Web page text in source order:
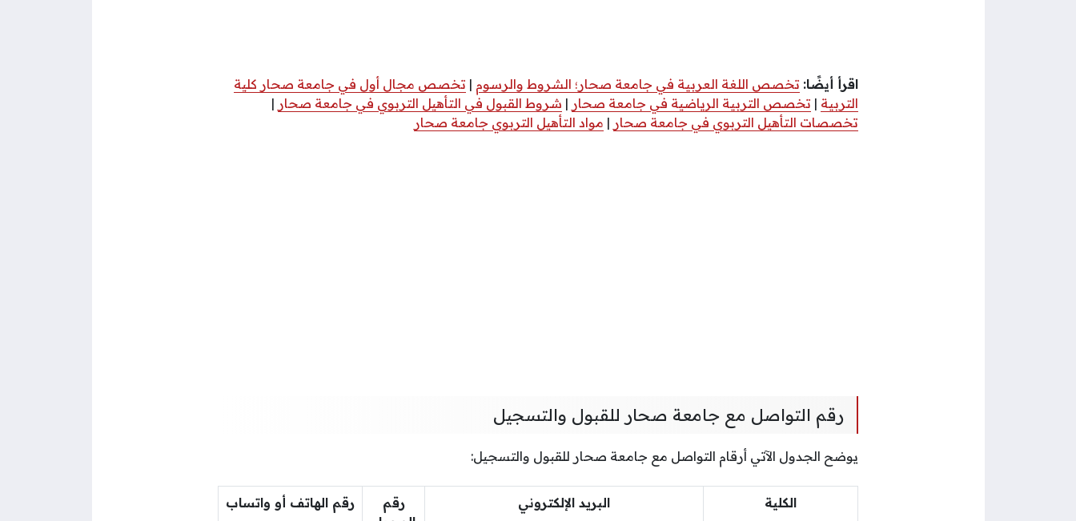
اقرأ أيضًا: تخصص اللغة العربية في جامعة صحار؛ الشروط والرسوم | تخصص مجال أول في جامعة صحار كلية
التربية | تخصص التربية الرياضية في جامعة صحار | شروط القبول في التأهيل التربوي في جامعة صحار |
تخصصات التأهيل التربوي في جامعة صحار | مواد التأهيل التربوي جامعة صحار
رقم التواصل مع جامعة صحار للقبول والتسجيل
يوضح الجدول الآتي أرقام التواصل مع جامعة صحار للقبول والتسجيل:
الكلية البريد الإلكتروني
رقم
رقم الهاتف أو واتساب